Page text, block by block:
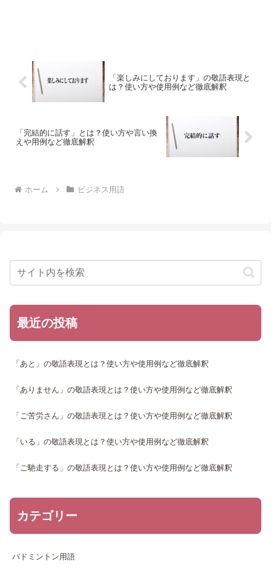
「楽しみにしております」の敬語表現と
は？使い方や使用例など徹底解釈
「完結的に話す」とは？使い方や言い換
えや用例など徹底解釈
ホーム ビジネス用語
最近の投稿
「あと」の敬語表現とは？使い方や使用例など徹底解釈
「ありません」の敬語表現とは？使い方や使用例など徹底解釈
「ご苦労さん」の敬語表現とは？使い方や使用例など徹底解釈
「いる」の敬語表現とは？使い方や使用例など徹底解釈
「ご馳走する」の敬語表現とは？使い方や使用例など徹底解釈
カテゴリー
バドミントン用語